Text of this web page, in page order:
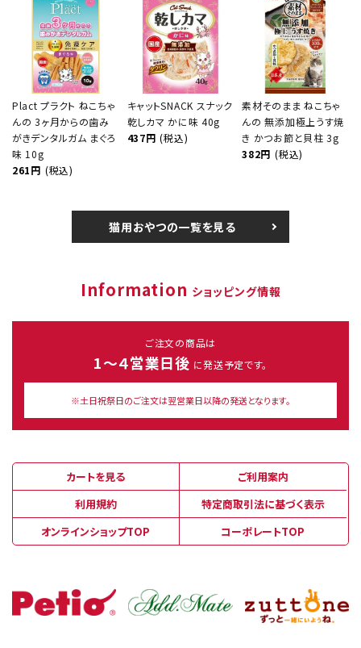
Plact プラクト ねこちゃ
んの 3ヶ月からの歯み
がきデンタルガム まぐろ
味 10g
261円 (税込)
キャットSNACK スナック
乾しカマ かに味 40g
437円 (税込)
素材そのまま ねこちゃ
んの 無添加極上うす焼
き かつお節と貝柱 3g
382円 (税込)
猫用おやつの一覧を見る
Information ショッピング情報
ご注文の商品は
1～４営業日後 に発送予定です。
※土日祝祭日のご注文は翌営業日以降の発送となります。
カートを見る
ご利用案内
利用規約
特定商取引法に基づく表示
オンラインショップTOP
コーポレートTOP